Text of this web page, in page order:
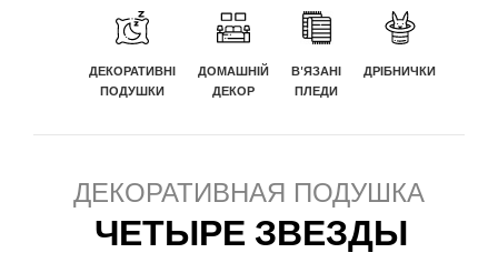
ДЕКОРАТИВНІ
ПОДУШКИ
ДОМАШНІЙ
ДЕКОР
В'ЯЗАНІ
ПЛЕДИ
ДРІБНИЧКИ
ДЕКОРАТИВНАЯ ПОДУШКА
ЧЕТЫРЕ ЗВЕЗДЫ